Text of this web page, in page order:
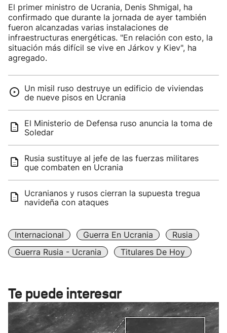
El primer ministro de Ucrania, Denis Shmigal, ha
confirmado que durante la jornada de ayer también
fueron alcanzadas varias instalaciones de
infraestructuras energéticas. "En relación con esto, la
situación más difícil se vive en Járkov y Kiev", ha
agregado.
Un misil ruso destruye un edificio de viviendas
de nueve pisos en Ucrania
El Ministerio de Defensa ruso anuncia la toma de
Soledar
Rusia sustituye al jefe de las fuerzas militares
que combaten en Ucrania
Ucranianos y rusos cierran la supuesta tregua
navideña con ataques
Internacional Guerra En Ucrania
Rusia
Guerra Rusia - Ucrania
Titulares De Hoy
Te puede interesar